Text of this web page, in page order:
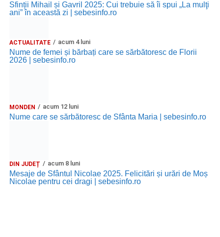
Sfinții Mihail și Gavril 2025: Cui trebuie să îi spui „La mulţi
ani” în această zi | sebesinfo.ro
ACTUALITATE acum 4 luni
Nume de femei și bărbați care se sărbătoresc de Florii
2026 | sebesinfo.ro
MONDEN acum 12 luni
Nume care se sărbătoresc de Sfânta Maria | sebesinfo.ro
DIN JUDEȚ acum 8 luni
Mesaje de Sfântul Nicolae 2025. Felicitări și urări de Moș
Nicolae pentru cei dragi | sebesinfo.ro